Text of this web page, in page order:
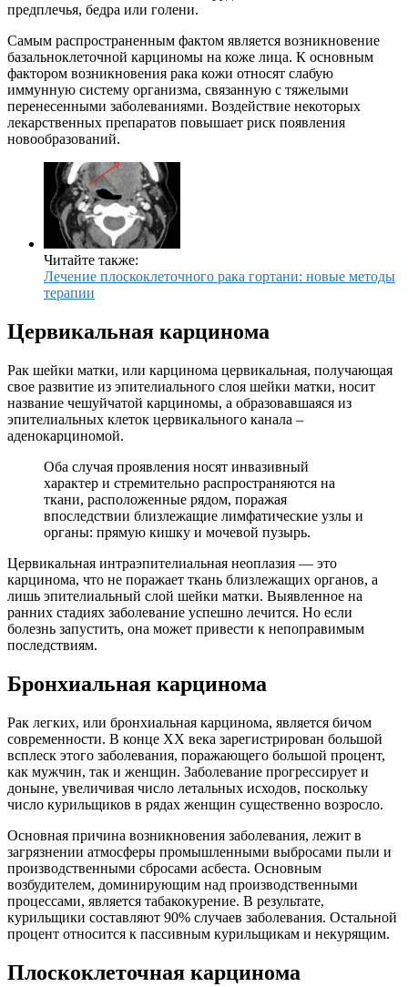
предплечья, бедра или голени.
Самым распространенным фактом является возникновение
базальноклеточной карциномы на коже лица. К основным
фактором возникновения рака кожи относят слабую
иммунную систему организма, связанную с тяжелыми
перенесенными заболеваниями. Воздействие некоторых
лекарственных препаратов повышает риск появления
новообразований.
Читайте также:
Лечение плоскоклеточного рака гортани: новые методы
терапии
Цервикальная карцинома
Рак шейки матки, или карцинома цервикальная, получающая
свое развитие из эпителиального слоя шейки матки, носит
название чешуйчатой карциномы, а образовавшаяся из
эпителиальных клеток цервикального канала –
аденокарциномой.
Оба случая проявления носят инвазивный
характер и стремительно распространяются на
ткани, расположенные рядом, поражая
впоследствии близлежащие лимфатические узлы и
органы: прямую кишку и мочевой пузырь.
Цервикальная интраэпителиальная неоплазия — это
карцинома, что не поражает ткань близлежащих органов, а
лишь эпителиальный слой шейки матки. Выявленное на
ранних стадиях заболевание успешно лечится. Но если
болезнь запустить, она может привести к непоправимым
последствиям.
Бронхиальная карцинома
Рак легких, или бронхиальная карцинома, является бичом
современности. В конце ХХ века зарегистрирован большой
всплеск этого заболевания, поражающего большой процент,
как мужчин, так и женщин. Заболевание прогрессирует и
доныне, увеличивая число летальных исходов, поскольку
число курильщиков в рядах женщин существенно возросло.
Основная причина возникновения заболевания, лежит в
загрязнении атмосферы промышленными выбросами пыли и
производственными сбросами асбеста. Основным
возбудителем, доминирующим над производственными
процессами, является табакокурение. В результате,
курильщики составляют 90% случаев заболевания. Остальной
процент относится к пассивным курильщикам и некурящим.
Плоскоклеточная карцинома